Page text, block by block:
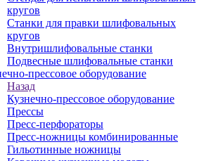
кругов
Станки для правки шлифовальных
кругов
Внутришлифовальные станки
Подвесные шлифовальные станки
прессовое оборудование
Назад
Кузнечно-прессовое оборудование
Прессы
Пресс-перфораторы
Пресс-ножницы комбинированные
Гильотинные ножницы